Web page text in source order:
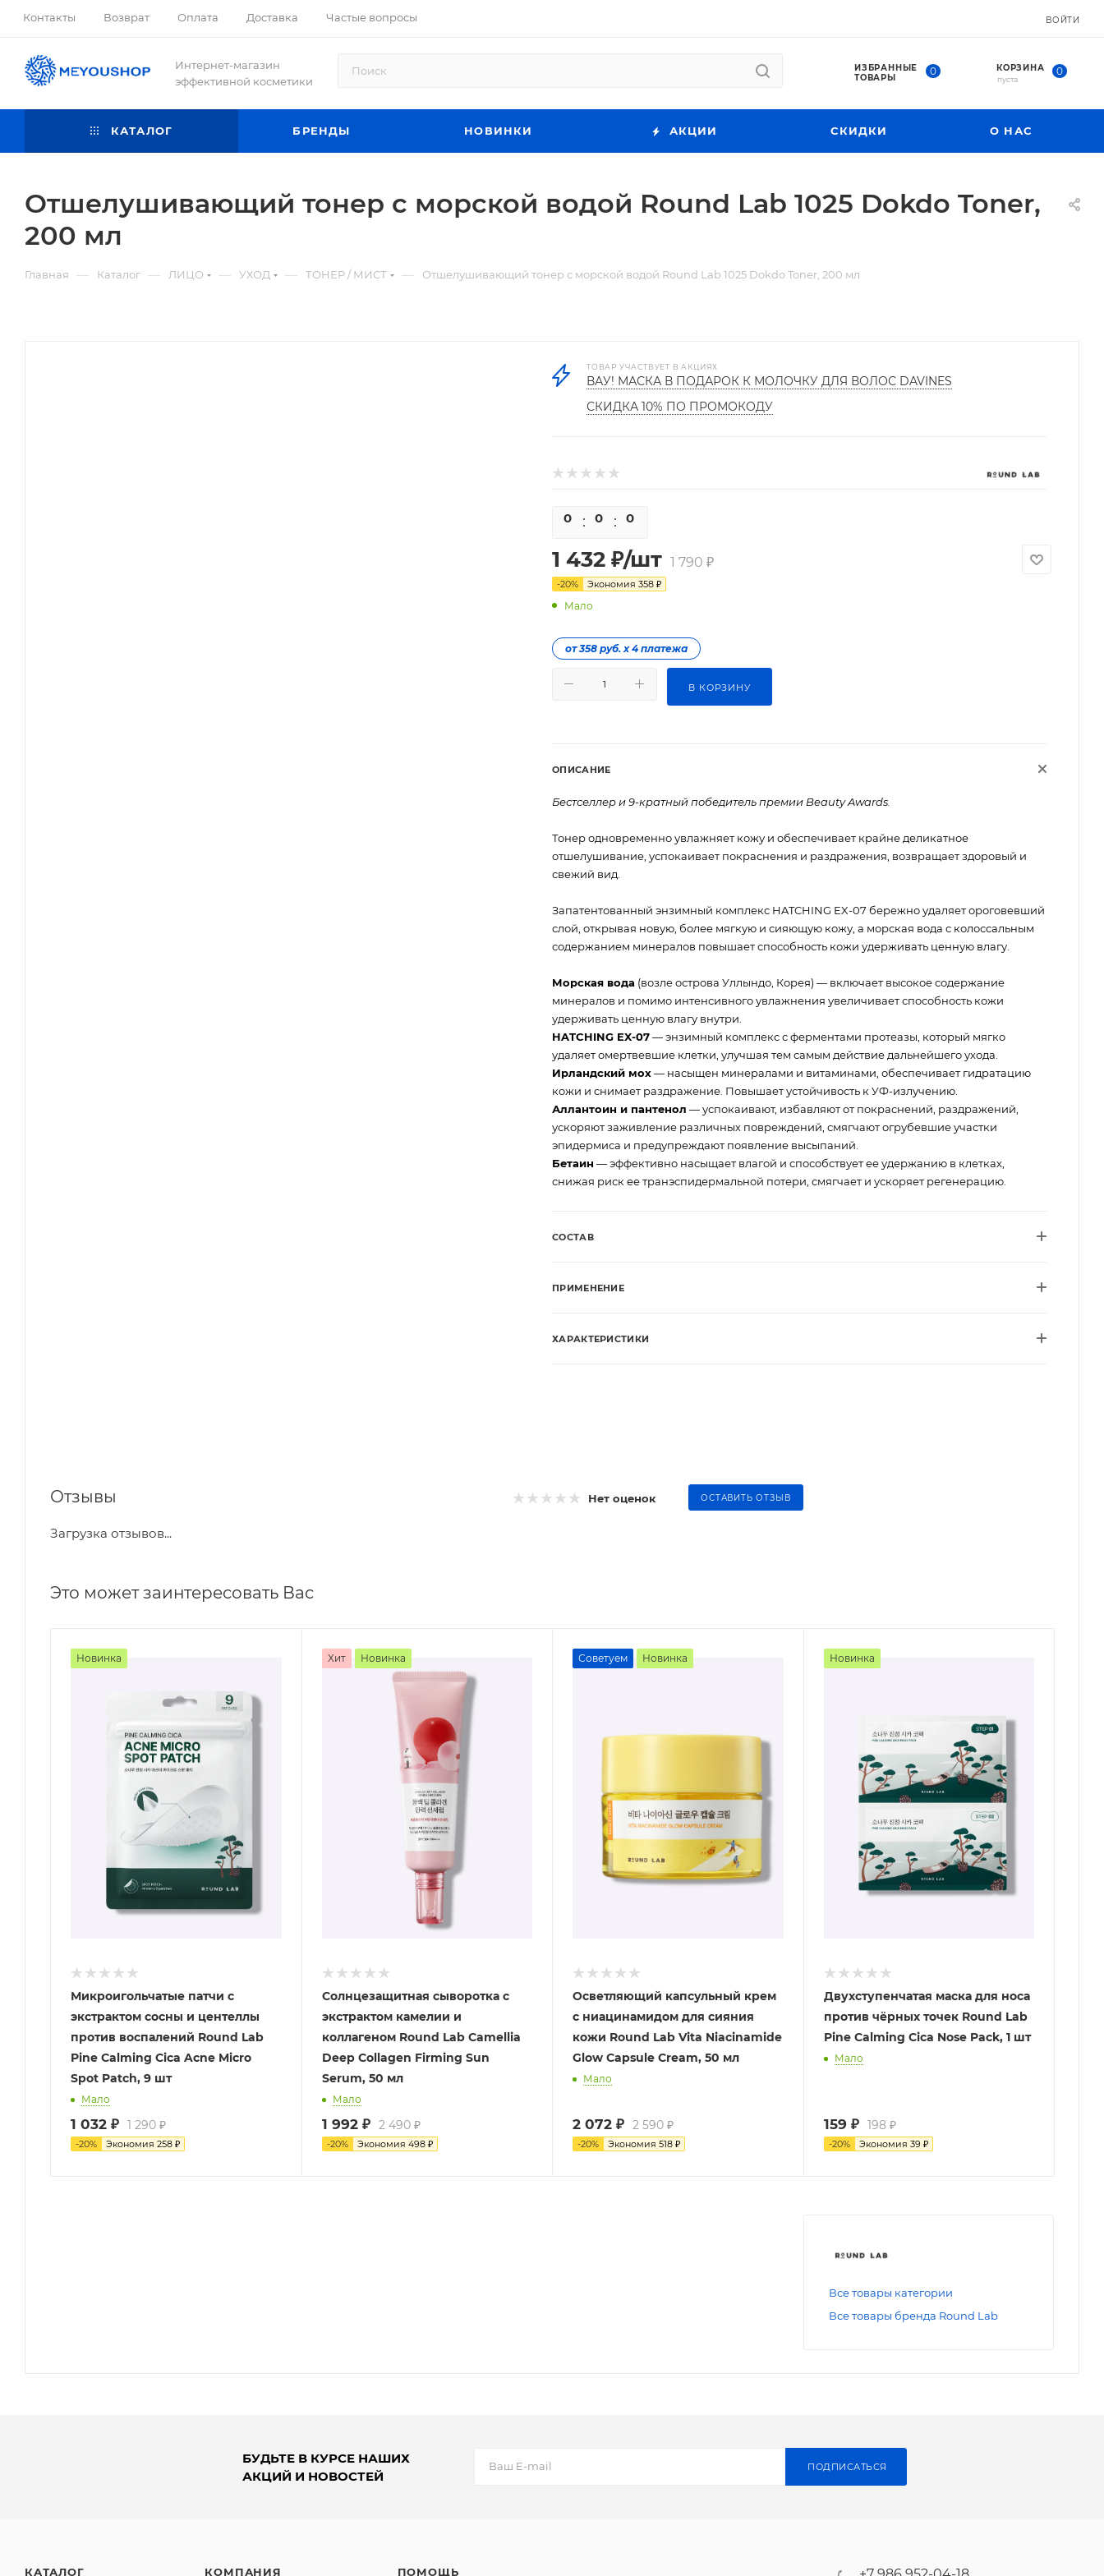
Контакты Возврат Оплата Доставка Частые вопросы ВОЙТИ
Интернет-магазин
эффективной косметики
ИЗБРАННЫЕ
ТОВАРЫ
0 КОРЗИНА 0
пуста
КАТАЛОГ БРЕНДЫ НОВИНКИ АКЦИИ СКИДКИ О НАС
Отшелушивающий тонер с морской водой Round Lab 1025 Dokdo Toner,
200 мл
Главная — Каталог — ЛИЦО — УХОД — ТОНЕР / МИСТ — Отшелушивающий тонер с морской водой Round Lab 1025 Dokdo Toner, 200 мл
ТОВАР УЧАСТВУЕТ В АКЦИЯХ
ВАУ! МАСКА В ПОДАРОК К МОЛОЧКУ ДЛЯ ВОЛОС DAVINES
СКИДКА 10% ПО ПРОМОКОДУ
0 0 0
1 432 ₽/шт 1 790 ₽
-20% Экономия 358 ₽
Мало
от 358 руб. х 4 платежа
В КОРЗИНУ
ОПИСАНИЕ
Бестселлер и 9-кратный победитель премии Beauty Awards.
Тонер одновременно увлажняет кожу и обеспечивает крайне деликатное
отшелушивание, успокаивает покраснения и раздражения, возвращает здоровый и
свежий вид.
Запатентованный энзимный комплекс HATCHING EX-07 бережно удаляет ороговевший
слой, открывая новую, более мягкую и сияющую кожу, а морская вода с колоссальным
содержанием минералов повышает способность кожи удерживать ценную влагу.
Морская вода (возле острова Уллындо, Корея) — включает высокое содержание
минералов и помимо интенсивного увлажнения увеличивает способность кожи
удерживать ценную влагу внутри.
HATCHING EX-07— энзимный комплекс с ферментами протеазы, который мягко
удаляет омертвевшие клетки, улучшая тем самым действие дальнейшего ухода.
Ирландский мох— насыщен минералами и витаминами, обеспечивает гидратацию
кожи и снимает раздражение. Повышает устойчивость к УФ-излучению.
Аллантоин и пантенол — успокаивают, избавляют от покраснений, раздражений,
ускоряют заживление различных повреждений, смягчают огрубевшие участки
эпидермиса и предупреждают появление высыпаний.
Бетаин — эффективно насыщает влагой и способствует ее удержанию в клетках,
снижая риск ее транэспидермальной потери, смягчает и ускоряет регенерацию.
СОСТАВ
ПРИМЕНЕНИЕ
ХАРАКТЕРИСТИКИ
Отзывы Нет оценок ОСТАВИТЬ ОТЗЫВ
Загрузка отзывов...
Это может заинтересовать Вас
Новинка
Микроигольчатые патчи с
экстрактом сосны и центеллы
против воспалений Round Lab
Pine Calming Cica Acne Micro
Spot Patch, 9 шт
Мало
1 032 ₽ 1 290 ₽
-20% Экономия 258 ₽
Хит Новинка
Солнцезащитная сыворотка с
экстрактом камелии и
коллагеном Round Lab Camellia
Deep Collagen Firming Sun
Serum, 50 мл
Мало
1 992₽ 2 490₽
-20% Экономия 498₽
Советуем Новинка
Осветляющий капсульный крем
с ниацинамидом для сияния
кожи Round Lab Vita Niacinamide
Glow Capsule Cream, 50 мл
Мало
2 072 ₽ 2 590 ₽
-20% Экономия 518 ₽
Новинка
Двухступенчатая маска для носа
против чёрных точек Round Lab
Pine Calming Cica Nose Pack, 1 шт
Мало
159₽ 198 ₽
-20% Экономия 39 ₽
Все товары категории
Все товары бренда Round Lab
БУДЬТЕ В КУРСЕ НАШИХ
АКЦИЙ И НОВОСТЕЙ
ПОДПИСАТЬСЯ
КАТАЛОГ КОМПАНИЯ ПОМОЩЬ